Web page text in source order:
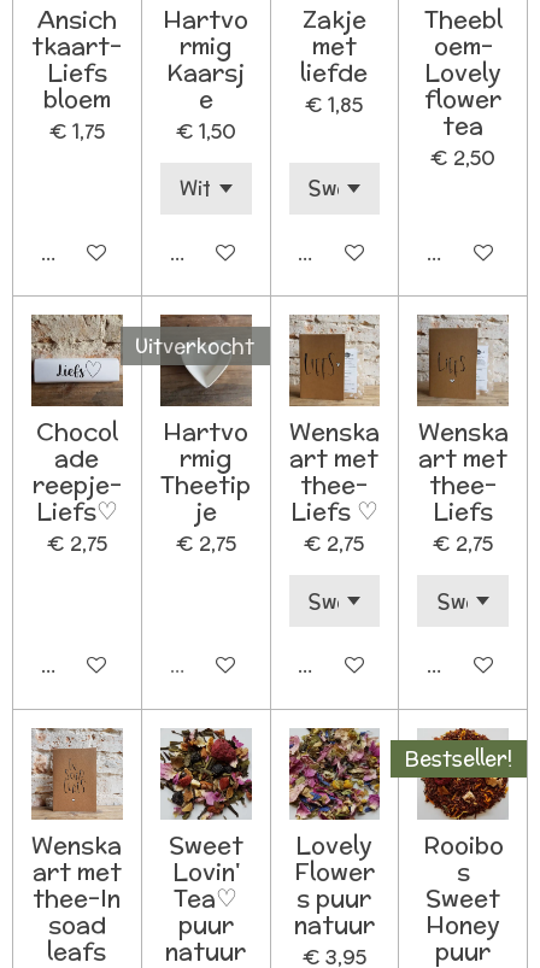
Ansich
tkaart-
Liefs
bloem
€ 1,75
In winkelwagen
Hartvo
rmig
Kaarsj
e
€ 1,50
In winkelwagen
Zakje
met
liefde
€ 1,85
In winkelwagen
Theebl
oem-
Lovely
flower
tea
€ 2,50
In
Chocol
ade
reepje-
Liefs♡
€ 2,75
In winkelwagen
Uitverkocht
Hartvo
rmig
Theetip
je
€ 2,75
Uitverkocht
Wenska
art met
thee-
Liefs ♡
€ 2,75
In winkelwagen
Wenska
art met
thee-
Liefs
€ 2,75
In
Wenska
art met
thee-In
soad
leafs
Sweet
Lovin'
Tea♡
puur
natuur
Lovely
Flower
s puur
natuur
€ 3,95
Bestseller!
Rooibo
s
Sweet
Honey
puur